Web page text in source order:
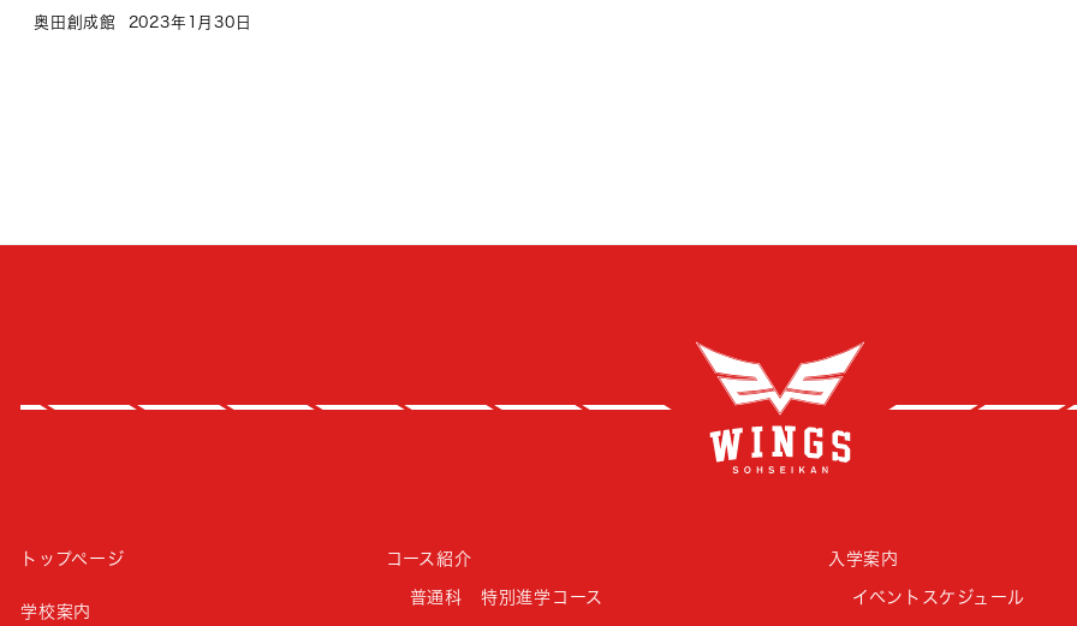
奥田創成館 2023年1月30日
トップページ
学校案内
コース紹介
普通科 特別進学コース
入学案内
イベントスケジュール